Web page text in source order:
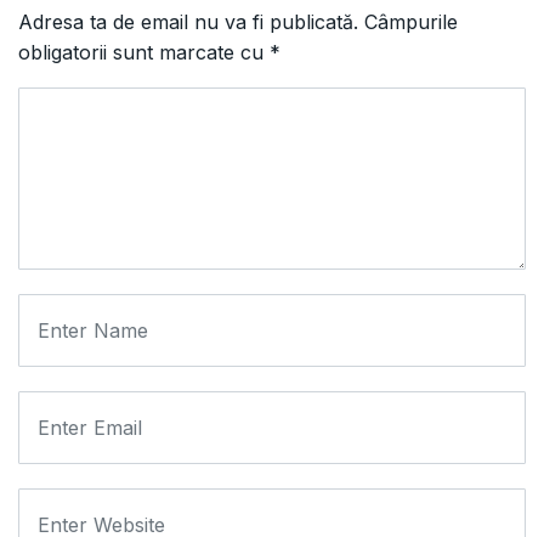
Adresa ta de email nu va fi publicată. Câmpurile
obligatorii sunt marcate cu *